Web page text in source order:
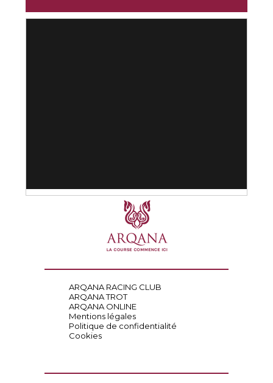
ARQANA RACING CLUB
ARQANA TROT
ARQANA ONLINE
Mentions légales
Politique de confidentialité
Cookies